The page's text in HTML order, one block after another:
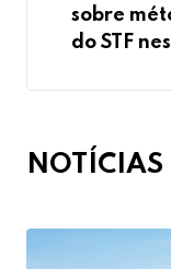
sobre
do STF